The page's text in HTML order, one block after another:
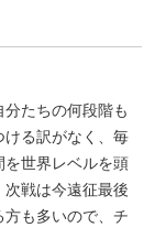
たちの何段階も
ける訳がなく、毎
世界レベルを頭
戦は今遠征最後
も多いので、チ